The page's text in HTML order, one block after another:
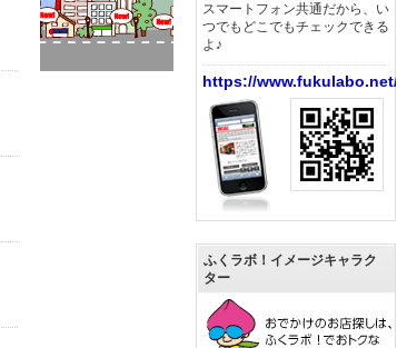
スマートフォン共通だから、い
つでもどこでもチェックできる
よ♪
https://www.fukulabo.net/
ふくラボ！イメージキャラク
ター